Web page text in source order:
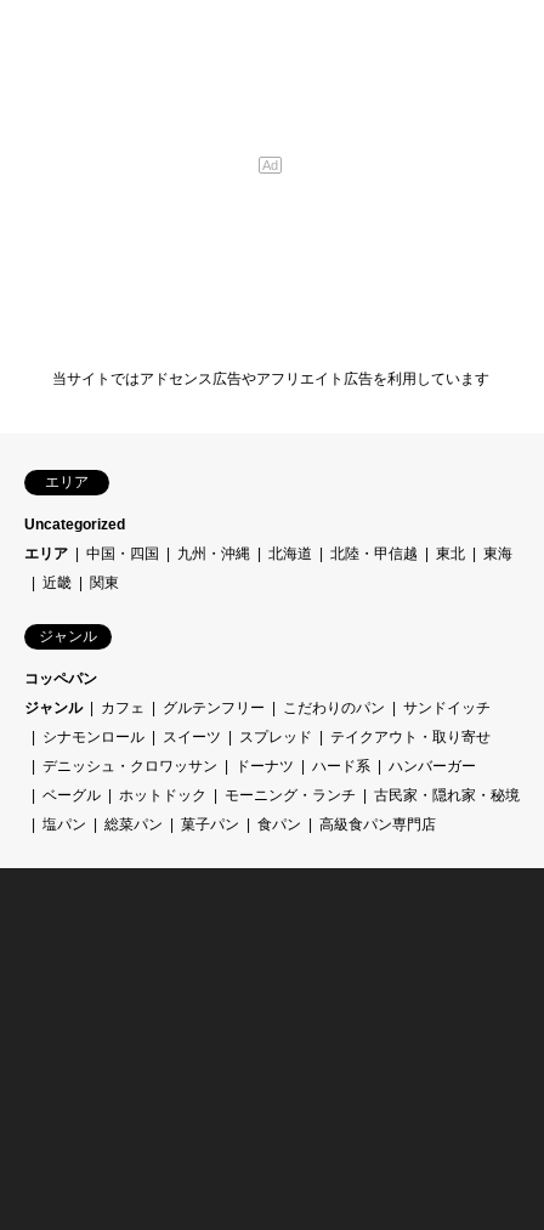
当サイトではアドセンス広告やアフリエイト広告を利用しています
エリア
Uncategorized
エリア
中国・四国 九州・沖縄 北海道 北陸・甲信越 東北
東海
近畿
関東
ジャンル
コッペパン
ジャンル
カフェ グルテンフリー こだわりのパン
サンドイッチ
シナモンロール
スイーツ スプレッド
テイクアウト・取り寄せ
デニッシュ・クロワッサン
ドーナツ ハード系
ハンバーガー
ベーグル
ホットドック モーニング・ランチ
古民家・隠れ家・秘境
塩パン
総菜パン 菓子パン 食パン 高級食パン専門店